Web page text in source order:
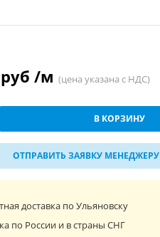
/м (цена указана с НДС)
В КОРЗИНУ
ОТПРАВИТЬ ЗАЯВКУ МЕНЕДЖЕРУ
доставка по Ульяновску
по России и в страны СНГ